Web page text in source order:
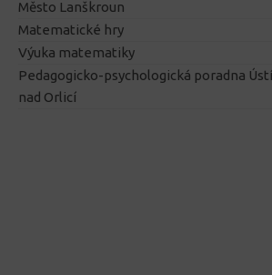
Město Lanškroun
Matematické hry
Výuka matematiky
Pedagogicko-psychologická poradna Ústí
nad Orlicí